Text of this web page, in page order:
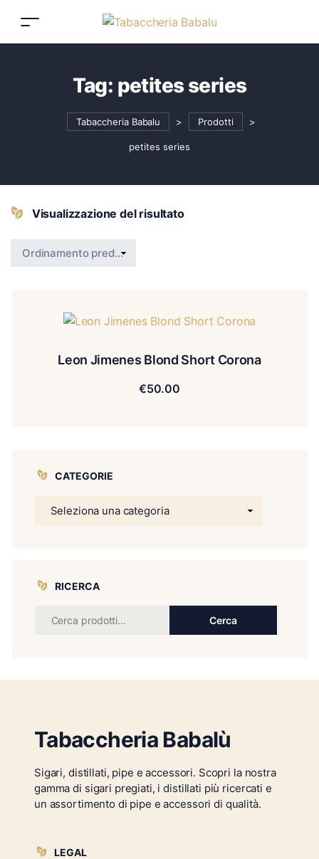
Tag: petites series
Tabaccheria Babalu > Prodotti >
petites series
Visualizzazione del risultato
Leon Jimenes Blond Short Corona
€50.00
CATEGORIE
RICERCA
Cerca
Tabaccheria Babalù
Sigari, distillati, pipe e accessori. Scopri la nostra
gamma di sigari pregiati, i distillati più ricercati e
un assortimento di pipe e accessori di qualità.
LEGAL